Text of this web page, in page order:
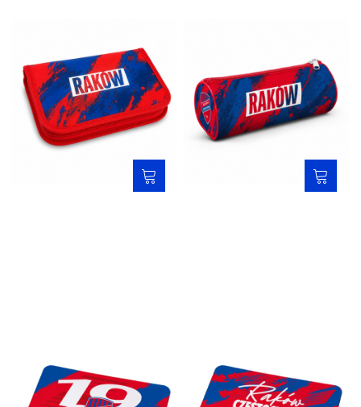
Piórnik rozkładany 26/27 -
Raków
Piórnik tuba 26/27 - Raków